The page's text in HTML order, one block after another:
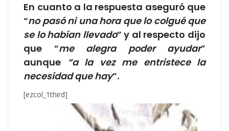
En cuanto a la respuesta aseguró que
“no pasó ni una hora que lo colgué que
se lo habían llevado” y al respecto dijo
que “me alegra poder ayudar”
aunque “a la vez me entristece la
necesidad que hay”.
[ezcol_1third]